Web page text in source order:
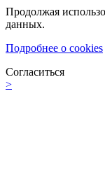
Продолжая
данных.
Подробнее о cookies
Согласиться
>